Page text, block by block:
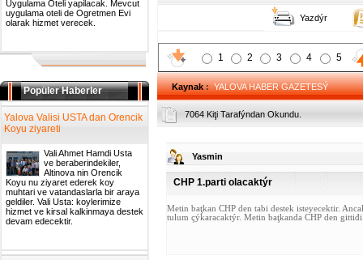
Yazdýr
1 2 3 4 5
Kaynak: YALOVA HABER GAZETESÝ
7064 Kiţi Tarafýndan Okundu.
Yasmin
CHP 1.parti olacaktýr
Metin baţkan CHP den tabi destek isteyecektir.
tulum çýkaracaktýr. Metin baţkanda CHP den
Uygulama Oteli yapilacak. Mevcut
uygulama oteli de Ogretmen Evi
olarak hizmet verecek.
Popüler Haberler
Yalova Valisi USTA dan Orencik
Koyu ziyareti
Vali Ahmet Hamdi Usta
ve beraberindekiler,
Altinova nin Orencik
Koyu nu ziyaret ederek koy
muhtari ve vatandaslarla bir araya
geldiler. Vali Usta: koylerimize
hizmet ve kirsal kalkinmaya destek
devam edecektir.